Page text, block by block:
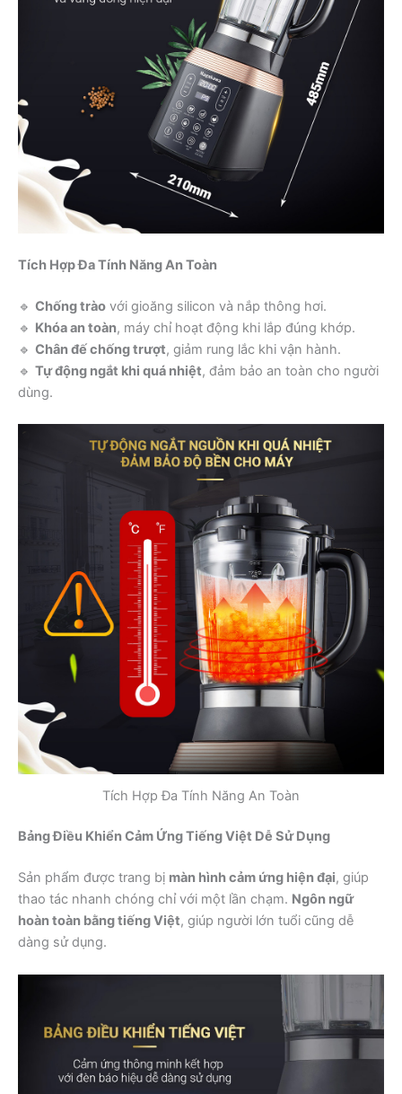
Tích Hợp Đa Tính Năng An Toàn
🔹 Chống trào với gioăng silicon và nắp thông hơi.
🔹 Khóa an toàn, máy chỉ hoạt động khi lắp đúng khớp.
🔹 Chân đế chống trượt, giảm rung lắc khi vận hành.
🔹 Tự động ngắt khi quá nhiệt, đảm bảo an toàn cho người
dùng.
Tích Hợp Đa Tính Năng An Toàn
Bảng Điều Khiển Cảm Ứng Tiếng Việt Dễ Sử Dụng
Sản phẩm được trang bị màn hình cảm ứng hiện đại, giúp
thao tác nhanh chóng chỉ với một lần chạm. Ngôn ngữ
hoàn toàn bằng tiếng Việt, giúp người lớn tuổi cũng dễ
dàng sử dụng.